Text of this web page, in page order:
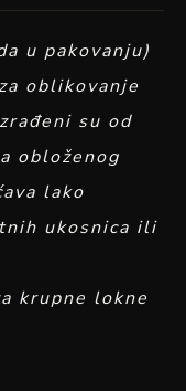
u pakovanju)
oblikovanje
su od
obloženog
lako
ukosnica ili
krupne lokne